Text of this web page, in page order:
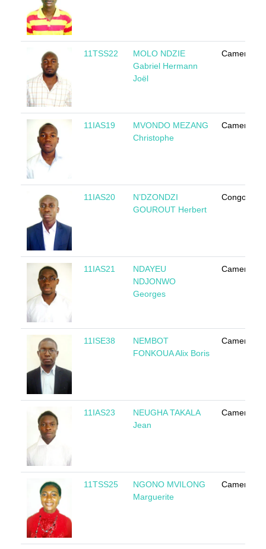
11TSS22
MOLO NDZIE
Gabriel Hermann
Joël
Cameroun
11IAS19
MVONDO MEZANG
Christophe
Cameroun
11IAS20
N’DZONDZI
GOUROUT Herbert
Congo
11IAS21
NDAYEU
NDJONWO
Georges
Cameroun
11ISE38
NEMBOT
FONKOUA Alix Boris
Cameroun
11IAS23
NEUGHA TAKALA
Jean
Cameroun
11TSS25
NGONO MVILONG
Marguerite
Cameroun